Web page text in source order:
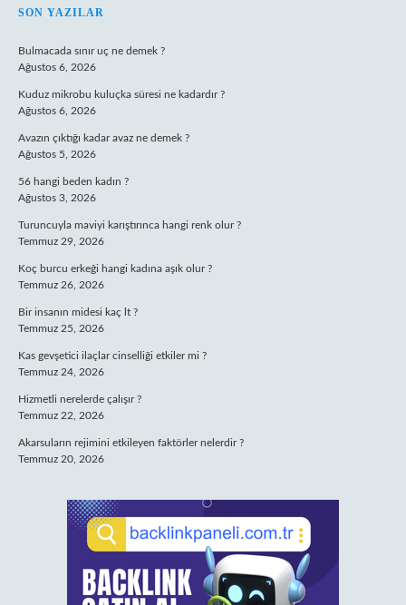
SIDEBAR
SON YAZILAR
Bulmacada sınır uç ne demek ?
Ağustos 6, 2026
Kuduz mikrobu kuluçka süresi ne kadardır ?
Ağustos 6, 2026
Avazın çıktığı kadar avaz ne demek ?
Ağustos 5, 2026
56 hangi beden kadın ?
Ağustos 3, 2026
Turuncuyla maviyi karıştırınca hangi renk olur ?
Temmuz 29, 2026
Koç burcu erkeği hangi kadına aşık olur ?
Temmuz 26, 2026
Bir insanın midesi kaç lt ?
Temmuz 25, 2026
Kas gevşetici ilaçlar cinselliği etkiler mi ?
Temmuz 24, 2026
Hizmetli nerelerde çalışır ?
Temmuz 22, 2026
Akarsuların rejimini etkileyen faktörler nelerdir ?
Temmuz 20, 2026